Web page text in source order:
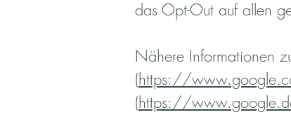
das Opt-Out auf allen
Nähere Informationen
(https://
(https://